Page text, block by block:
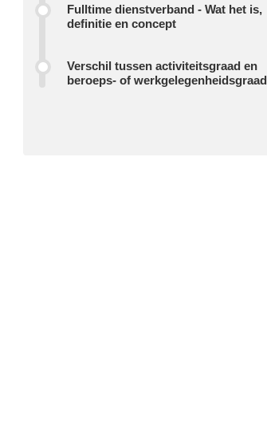
Fulltime dienstverband - Wat het is,
definitie en concept
Verschil tussen activiteitsgraad en
beroeps- of werkgelegenheidsgraad